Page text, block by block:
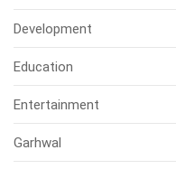
Development
Education
Entertainment
Garhwal